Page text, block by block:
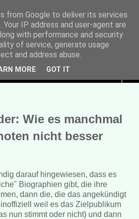
Wie es manchmal
nicht besser
darauf hingewiesen, dass es
Biographien gibt, die ihre
dann die, die das angekündigt
weil es das Zielpublikum
nun stimmt oder nicht) und dann
from Google to deliver its services
IP address and user-agent are
with performance and security
of service, generate usage
and address abuse.
MORE GOT IT